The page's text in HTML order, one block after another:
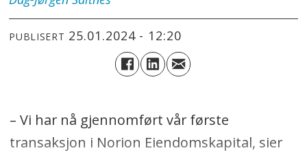
PUBLISERT 25.01.2024 - 12:20
– Vi har nå gjennomført vår første
transaksjon i Norion Eiendomskapital, sier